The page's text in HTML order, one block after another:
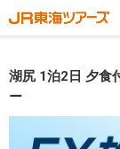
湖尻 1泊2日 夕食
ー